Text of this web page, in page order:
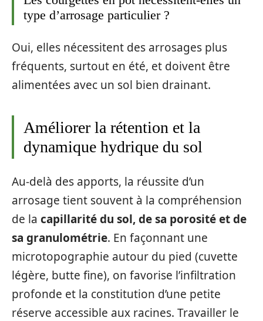
type d’arrosage particulier ?
Oui, elles nécessitent des arrosages plus
fréquents, surtout en été, et doivent être
alimentées avec un sol bien drainant.
Améliorer la rétention et la
dynamique hydrique du sol
Au-delà des apports, la réussite d’un
arrosage tient souvent à la compréhension
de la capillarité du sol, de sa porosité et de
sa granulométrie. En façonnant une
microtopographie autour du pied (cuvette
légère, butte fine), on favorise l’infiltration
profonde et la constitution d’une petite
réserve accessible aux racines. Travailler le